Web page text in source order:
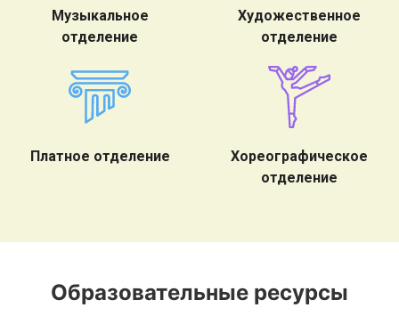
Музыкальное
отделение
Художественное
отделение
Платное отделение
Хореографическое
отделение
Образовательные ресурсы